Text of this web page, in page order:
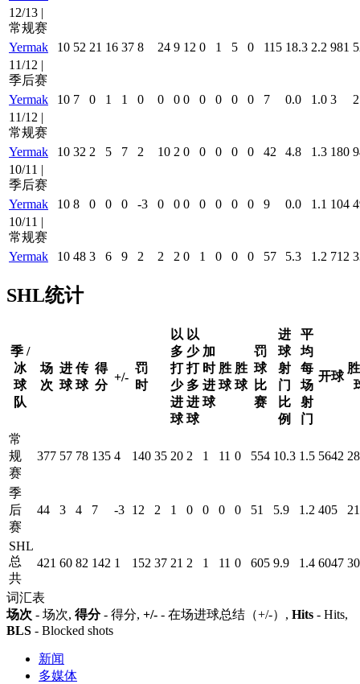
12/13 |
常规赛
Yermak
10 52 21 16 37 8 24 9 12 0 1 5 0 115 18.3 2.2 981
11/12 |
季后赛
Yermak
10 7 0 1 1 0 0 0 0 0 0 0 0 7 0.0 1.0 3
2
11/12 |
常规赛
Yermak
10 32 2 5 7 2 10 2 0 0 0 0 0 42 4.8 1.3 180
10/11 |
季后赛
Yermak
10 8 0 0 0 -3 0 0 0 0 0 0 0 9 0.0 1.1 104
10/11 |
常规赛
Yermak
10 48 3 6 9 2 2 2 0 1 0 0 0 57 5.3 1.2 712
SHL统计
季 /
冰
球
队
场
次
进
球
传
球
得
分
+/-
罚
时
以
多
打
少
进
球
以
少
打
多
进
球
加
时
进
球
胜
球
胜
球
罚
球
比
赛
进
球
射
门
比
例
平
均
每
场
射
门
开球
常
规
赛
377 57 78 135 4 140 35 20 2 1 11 0 554 10.3 1.5 5642
季
后
赛
44 3 4 7 -3 12 2 1 0 0 0 0 51 5.9 1.2 405
SHL
总
共
421 60 82 142 1 152 37 21 2 1 11 0 605 9.9 1.4 6047
词汇表
场次 - 场次, 得分- 得分, +/- - 在场进球总结（+/-）, Hits - Hits,
BLS - Blocked shots
新闻
多媒体